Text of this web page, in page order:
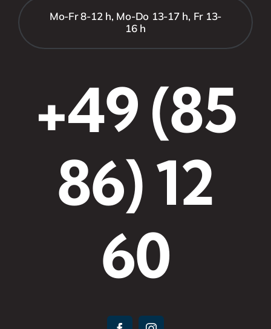
Mo-Fr 8-12 h, Mo-Do 13-17 h, Fr 13-
16 h
+49 (85
86) 12
60